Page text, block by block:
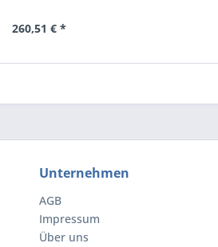
(CB458A)
260,51 € *
Unternehmen
AGB
Impressum
Über uns